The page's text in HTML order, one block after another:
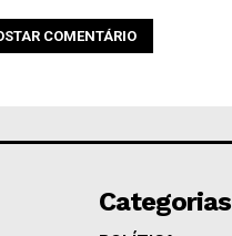
Categorias